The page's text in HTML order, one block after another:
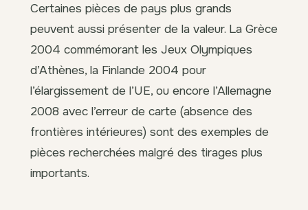
Certaines pièces de pays plus grands
peuvent aussi présenter de la valeur. La Grèce
2004 commémorant les Jeux Olympiques
d’Athènes, la Finlande 2004 pour
l’élargissement de l’UE, ou encore l’Allemagne
2008 avec l’erreur de carte (absence des
frontières intérieures) sont des exemples de
pièces recherchées malgré des tirages plus
importants.